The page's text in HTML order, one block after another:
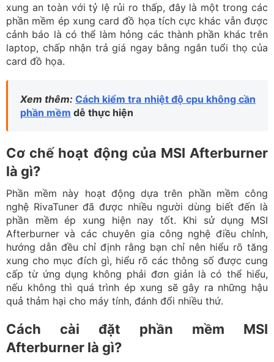
xung an toàn với tỷ lệ rủi ro thấp, đây là một trong các
phần mềm ép xung card đồ họa tích cực khác vẫn được
cảnh báo là có thể làm hỏng các thành phần khác trên
laptop, chấp nhận trả giá ngay bằng ngắn tuổi thọ của
card đồ họa.
Xem thêm: Cách kiểm tra nhiệt độ cpu không cần
phần mềm dễ thực hiện
Cơ chế hoạt động của MSI Afterburner
là gì?
Phần mềm này hoạt động dựa trên phần mềm công
nghệ RivaTuner đã được nhiều người dùng biết đến là
phần mềm ép xung hiện nay tốt. Khi sử dụng MSI
Afterburner và các chuyên gia công nghệ điều chỉnh,
hướng dẫn đều chỉ định rằng bạn chỉ nên hiểu rõ tăng
xung cho mục đích gì, hiểu rõ các thông số được cung
cấp từ ứng dụng không phải đơn giản là có thể hiểu,
nếu không thì quá trình ép xung sẽ gây ra những hậu
quả thảm hại cho máy tính, đánh đổi nhiều thứ.
Cách cài đặt phần mềm MSI
Afterburner là gì?